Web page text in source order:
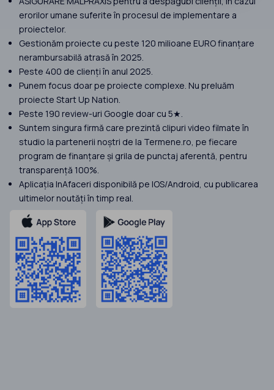
erorilor umane suferite în procesul de implementare a
proiectelor.
Gestionăm proiecte cu peste 120 milioane EURO finanțare
nerambursabilă atrasă în 2025.
Peste 400 de clienți în anul 2025.
Punem focus doar pe proiecte complexe. Nu preluăm
proiecte Start Up Nation.
Peste 190 review-uri Google doar cu 5★.
Suntem singura firmă care prezintă clipuri video filmate în
studio la partenerii noștri de la Termene.ro, pe fiecare
program de finanțare și grila de punctaj aferentă, pentru
transparență 100%.
Aplicația InAfaceri disponibilă pe IOS/Android, cu publicarea
ultimelor noutăți în timp real.